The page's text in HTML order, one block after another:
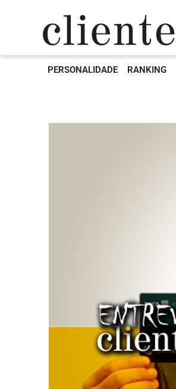
PERSONALIDADE RANKING